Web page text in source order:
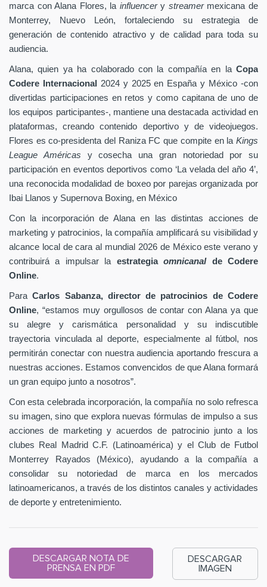
marca con Alana Flores, la influencery streamer mexicana de
Monterrey, Nuevo León, fortaleciendo su estrategia de
generación de contenido atractivo y de calidad para toda su
audiencia.
Alana, quien ya ha colaborado con la compañía en la Copa
Codere Internacional 2024 y 2025 en España y México -con
divertidas participaciones en retos y como capitana de uno de
los equipos participantes-, mantiene una destacada actividad en
plataformas, creando contenido deportivo y de videojuegos.
Flores es co-presidenta del Raniza FC que compite en la Kings
League Américas y cosecha una gran notoriedad por su
participación en eventos deportivos como ‘La velada del año 4’,
una reconocida modalidad de boxeo por parejas organizada por
Ibai Llanos y Supernova Boxing, en México
Con la incorporación de Alana en las distintas acciones de
marketing y patrocinios, la compañía amplificará su visibilidad y
alcance local de cara al mundial 2026 de México este verano y
contribuirá a impulsar la estrategiaomnicanal de Codere
Online.
ParaCarlos Sabanza, director de patrocinios de Codere
Online, “estamos muy orgullosos de contar con Alana ya que
su alegre y carismática personalidad y su indiscutible
trayectoria vinculada al deporte, especialmente al fútbol, nos
permitirán conectar con nuestra audiencia aportando frescura a
nuestras acciones. Estamos convencidos de que Alana formará
un gran equipo junto a nosotros”.
Con esta celebrada incorporación, la compañía no solo refresca
su imagen, sino que explora nuevas fórmulas de impulso a sus
acciones de marketing y acuerdos de patrocinio junto a los
clubes Real Madrid C.F. (Latinoamérica) y el Club de Futbol
Monterrey Rayados (México), ayudando a la compañía a
consolidar su notoriedad de marca en los mercados
latinoamericanos, a través de los distintos canales y actividades
de deporte y entretenimiento.
DESCARGAR NOTA DE
PRENSA EN PDF
DESCARGAR
IMAGEN